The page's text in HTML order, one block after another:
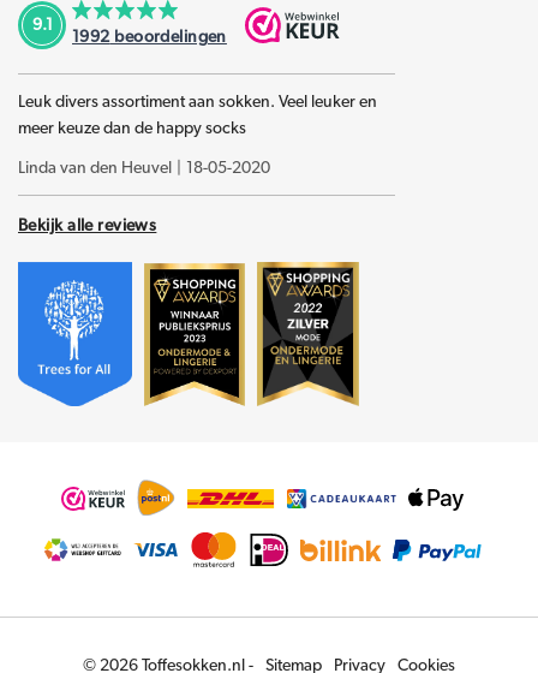
9.1
1992beoordelingen
Leuk divers assortiment aan sokken. Veel leuker en
meer keuze dan de happy socks
Linda van den Heuvel 18-05-2020
Bekijk alle reviews
© 2026 Toffesokken.nl - Sitemap Privacy Cookies